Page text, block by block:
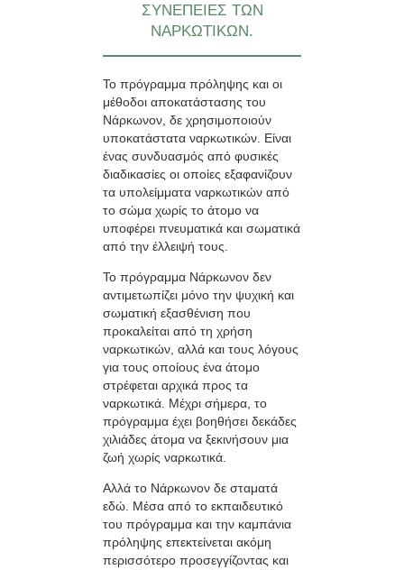
ΣΥΝΕΠΕΙΕΣ ΤΩΝ
ΝΑΡΚΩΤΙΚΩΝ.
Το πρόγραμμα πρόληψης και οι
μέθοδοι αποκατάστασης του
Νάρκωνον, δε χρησιμοποιούν
υποκατάστατα ναρκωτικών. Είναι
ένας συνδυασμός από φυσικές
διαδικασίες οι οποίες εξαφανίζουν
τα υπολείμματα ναρκωτικών από
το σώμα χωρίς το άτομο να
υποφέρει πνευματικά και σωματικά
από την έλλειψή τους.
Το πρόγραμμα Νάρκωνον δεν
αντιμετωπίζει μόνο την ψυχική και
σωματική εξασθένιση που
προκαλείται από τη χρήση
ναρκωτικών, αλλά και τους λόγους
για τους οποίους ένα άτομο
στρέφεται αρχικά προς τα
ναρκωτικά. Μέχρι σήμερα, το
πρόγραμμα έχει βοηθήσει δεκάδες
χιλιάδες άτομα να ξεκινήσουν μια
ζωή χωρίς ναρκωτικά.
Αλλά το Νάρκωνον δε σταματά
εδώ. Μέσα από το εκπαιδευτικό
του πρόγραμμα και την καμπάνια
πρόληψης επεκτείνεται ακόμη
περισσότερο προσεγγίζοντας και